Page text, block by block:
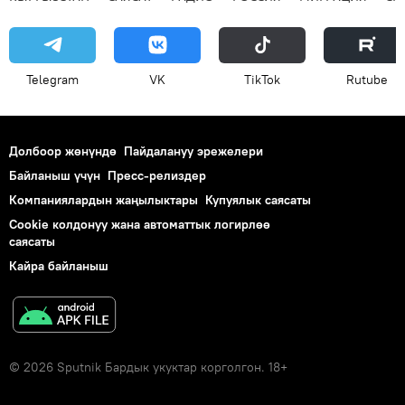
Telegram VK ТikТоk Rutube
Долбоор жөнүндө Пайдалануу эрежелери
Байланыш үчүн Пресс-релиздер
Компаниялардын жаңылыктары Купуялык саясаты
Cookie колдонуу жана автоматтык логирлөө
саясаты
Кайра байланыш
© 2026 Sputnik Бардык укуктар корголгон. 18+